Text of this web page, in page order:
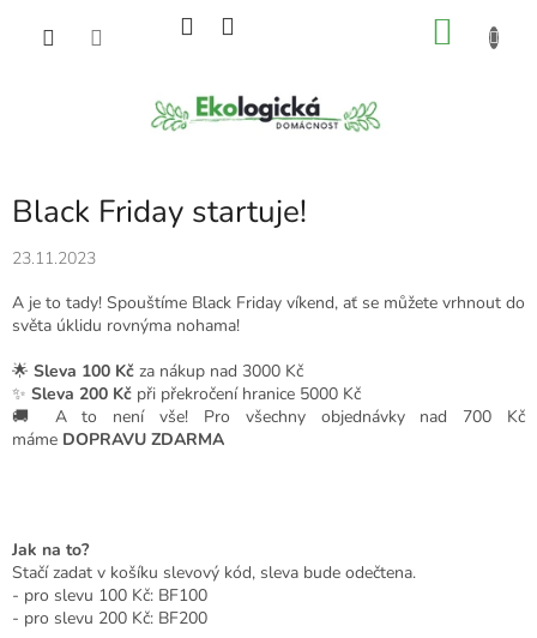
Black Friday startuje!
23.11.2023
A je to tady! Spouštíme Black Friday víkend, ať se můžete vrhnout do
světa úklidu rovnýma nohama!
🌟 Sleva 100 Kč za nákup nad 3000 Kč
✨ Sleva 200 Kč při překročení hranice 5000 Kč
🚚 A to není vše! Pro všechny objednávky nad 700 Kč
máme DOPRAVU ZDARMA
Jak na to?
Stačí zadat v košíku slevový kód, sleva bude odečtena.
- pro slevu 100 Kč: BF100
- pro slevu 200 Kč: BF200